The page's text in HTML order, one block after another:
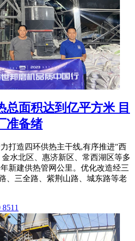
总面积达到亿平方米 目
准备绪
打造四环供热主干线,有序推进"西
水北区、惠济新区、常西湖区等多
新建供热管网公里。优化改造经三
、三全路、紫荆山路、城东路等老